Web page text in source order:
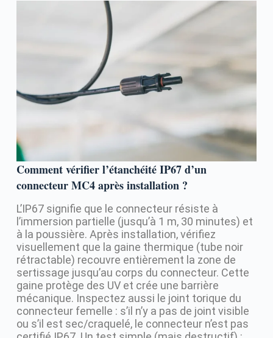
Comment vérifier l’étanchéité IP67 d’un
connecteur MC4 après installation ?
L’IP67 signifie que le connecteur résiste à
l’immersion partielle (jusqu’à 1 m, 30 minutes) et
à la poussière. Après installation, vérifiez
visuellement que la gaine thermique (tube noir
rétractable) recouvre entièrement la zone de
sertissage jusqu’au corps du connecteur. Cette
gaine protège des UV et crée une barrière
mécanique. Inspectez aussi le joint torique du
connecteur femelle : s’il n’y a pas de joint visible
ou s’il est sec/craquelé, le connecteur n’est pas